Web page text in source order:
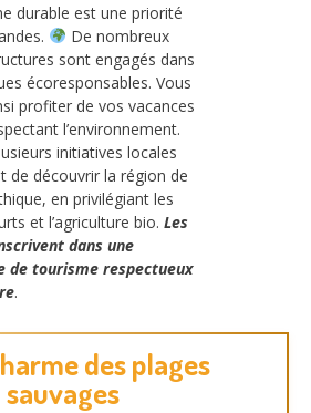
durable est une priorité
De nombreux
sont engagés dans
écoresponsables. Vous
profiter de vos vacances
l’environnement.
initiatives locales
de découvrir la région de
en privilégiant les
et l’agriculture bio. Les
dans une
de tourisme respectueux
.
des plages
sauvages